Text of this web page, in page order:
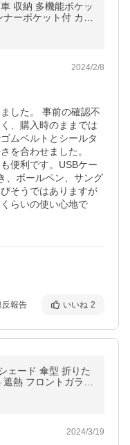
収納 多機能ポケッ
ーポケット付 カー
2024/2/8
した。 事前の確認不
、購入時のままでは
ムベルトとシールタ
を合わせました。
便利です。USBケー
、ボールペン、サング
そうではありますが
らいの使い心地で
反報告 いいね 2
ェード 傘型 折りた
熱 フロントガラス
外線 suv 軽自動車
2024/3/19